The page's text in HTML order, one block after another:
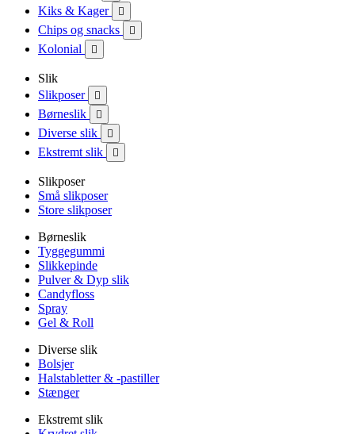
Kiks & Kager 
Chips og snacks 
Kolonial 
Slik
Slikposer

Børneslik 
Diverse slik 
Ekstremt slik 
Slikposer
Små slikposer
Store slikposer
Børneslik
Tyggegummi
Slikkepinde
Pulver & Dyp slik
Candyfloss
Spray
Gel & Roll
Diverse slik
Bolsjer
Halstabletter & -pastiller
Stænger
Ekstremt slik